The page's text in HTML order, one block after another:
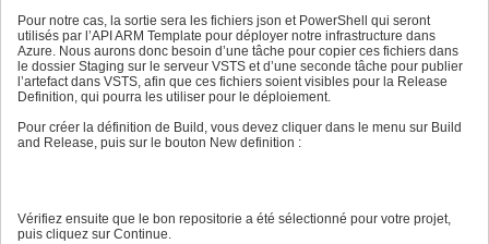
Pour notre cas, la sortie sera les fichiers json et PowerShell qui seront
utilisés par l’API ARM Template pour déployer notre infrastructure dans
Azure. Nous aurons donc besoin d’une tâche pour copier ces fichiers dans
le dossier Staging sur le serveur VSTS et d’une seconde tâche pour publier
l’artefact dans VSTS, afin que ces fichiers soient visibles pour la Release
Definition, qui pourra les utiliser pour le déploiement.
Pour créer la définition de Build, vous devez cliquer dans le menu sur Build
and Release, puis sur le bouton New definition :
Vérifiez ensuite que le bon repositorie a été sélectionné pour votre projet,
puis cliquez sur Continue.